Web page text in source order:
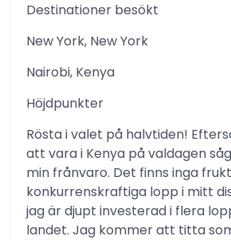
Destinationer besökt
New York, New York
Nairobi, Kenya
Höjdpunkter
Rösta i valet på halvtiden!
att vara i Kenya på valdagen
min frånvaro. Det finns inga
konkurrenskraftiga lopp i mitt
jag är djupt investerad i flera
landet. Jag kommer att titta